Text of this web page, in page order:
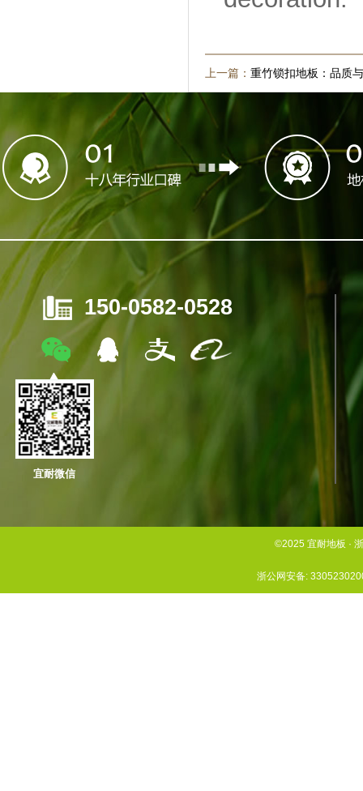
上一篇： 重竹锁扣地板：品质
150-0582-0528
宜耐微信
©2025 宜耐地板 ·
浙公网安备: